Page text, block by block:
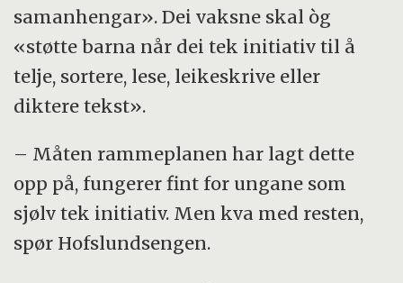
samanhengar». Dei vaksne skal òg
«støtte barna når dei tek initiativ til å
telje, sortere, lese, leikeskrive eller
diktere tekst».
– Måten rammeplanen har lagt dette
opp på, fungerer fint for ungane som
sjølv tek initiativ. Men kva med resten,
spør Hofslundsengen.